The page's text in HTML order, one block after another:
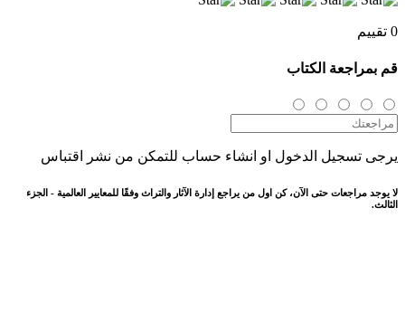
0 تقييم
قم بمراجعة الكتاب
يرجى تسجيل الدخول او انشاء حساب للتمكن من نشر اقتباس
لا يوجد مراجعات حتى الآن، كن اول من يراجع إدارة الآثار والتراث وفقًا للمعايير العالمية - الجزء
الثالث.